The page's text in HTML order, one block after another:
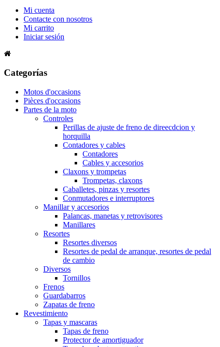
Mi cuenta
Contacte con nosotros
Mi carrito
Iniciar sesión
Categorías
Motos d'occasions
Pièces d'occasions
Partes de la moto
Controles
Perillas de ajuste de freno de direecdcion y
horquilla
Contadores y cables
Contadores
Cables y accesorios
Claxons y trompetas
Trompetas, claxons
Caballetes, pinzas y resortes
Conmutadores e interruptores
Manillar y accesorios
Palancas, manetas y retrovisores
Manillares
Resortes
Resortes diversos
Resortes de pedal de arranque, resortes de pedal
de cambio
Diversos
Tornillos
Frenos
Guardabarros
Zapatas de freno
Revestimiento
Tapas y mascaras
Tapas de freno
Protector de amortiguador